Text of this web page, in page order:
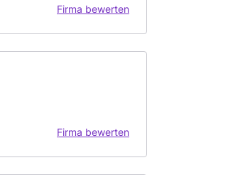
Firma bewerten
Firma bewerten